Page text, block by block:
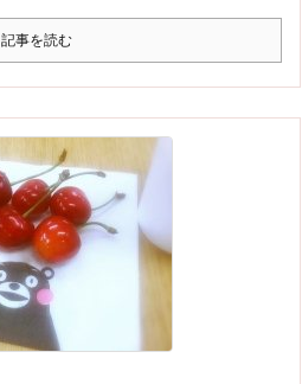
記事を読む